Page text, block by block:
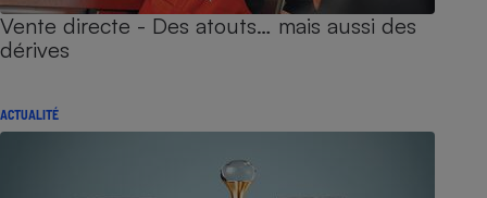
Vente directe - Des atouts… mais aussi des
dérives
ACTUALITÉ